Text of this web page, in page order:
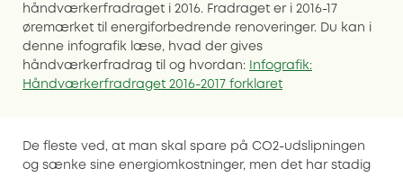
håndværkerfradraget i 2016. Fradraget er i 2016-17
øremærket til energiforbedrende renoveringer. Du kan i
denne infografik læse, hvad der gives
håndværkerfradrag til og hvordan:
Infografik:
Håndværkerfradraget 2016-2017 forklaret
De fleste ved, at man skal spare på CO2-udslipningen
og sænke sine energiomkostninger, men det har stadig